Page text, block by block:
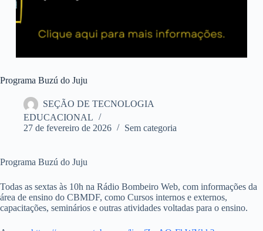
Programa Buzú do Juju
SEÇÃO DE TECNOLOGIA
EDUCACIONAL
27 de fevereiro de 2026
Sem categoria
Programa Buzú do Juju
Todas as sextas às 10h na Rádio Bombeiro Web, com informações da
área de ensino do CBMDF, como Cursos internos e externos,
capacitações, seminários e outras atividades voltadas para o ensino.